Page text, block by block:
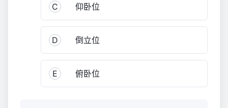
C 仰卧位
D 倒立位
E 俯卧位